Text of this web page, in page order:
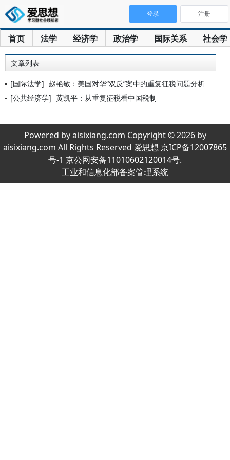
首页 法学 经济学 政治学 国际关系 社会学
登录 注册
文章列表
[国际法学] 赵艳敏：美国对华“双反”案中的重复征税问题分析
[公共经济学] 黄凯平：从重复征税看中国税制
Powered by aisixiang.com Copyright © 2026 by
aisixiang.com All Rights Reserved 爱思想 京ICP备12007865
号-1 京公网安备11010602120014号.
工业和信息化部备案管理系统